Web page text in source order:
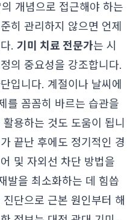
개념으로 접근해야 하는
히 관리하지 않으면 언제
. 기미 치료 전문가는 시
의 중요성을 강조합니다.
입니다. 계절이나 날씨에
를 꼼꼼히 바르는 습관을
용하는 것도 도움이 됩니
끝난 후에도 정기적인 경
및 자외선 차단 방법을
발을 최소화하는 데 힘씁
단으로 근본 원인부터 해